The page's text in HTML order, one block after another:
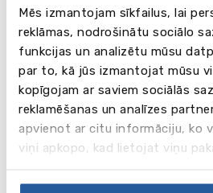
Mēs izmantojam sīkfailus, lai
reklāmas, nodrošinātu sociālo
funkcijas un analizētu mūsu
par to, kā jūs izmantojat mūsu
kopīgojam ar saviem sociālās
reklamēšanas un analīzes
apvienot ar citu informāciju, ko
viņi apkopo, kad lietojat viņu
Management; Real Estate
• Business and Management:
Finance; Business and
Marketing Management;
Economics, Finance and
Economics, Politics and
Information Technology
International Business;
•